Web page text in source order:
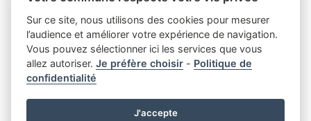
Sur ce site, nous utilisons des cookies pour mesurer
l’audience et améliorer votre expérience de navigation.
Vous pouvez sélectionner ici les services que vous
allez autoriser.Je préfère choisir - Politique de
confidentialité
J'accepte